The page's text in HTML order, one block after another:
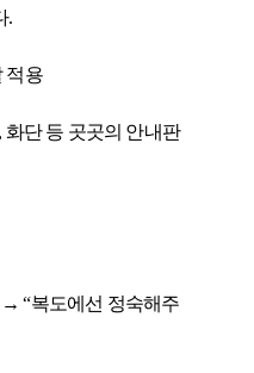
.
적용
화단 등 곳곳의 안내판
“복도에선 정숙해주